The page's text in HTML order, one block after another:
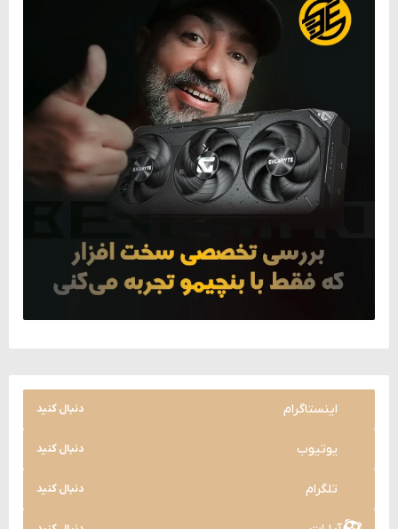
اینستاگرام دنبال کنید
یوتیوب دنبال کنید
تلگرام دنبال کنید